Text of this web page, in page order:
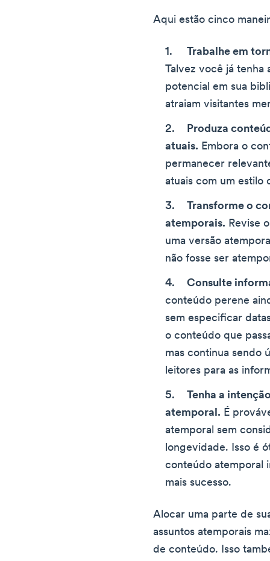
Aqui estão cinco
Trabalhe em
Talvez você já
potencial em sua
atraiam visitantes
Produza
atuais. Embora o
permanecer
atuais com um estilo
Transforme o
atemporais. Revise
uma versão
não fosse ser
Consulte
conteúdo perene
sem especificar
o conteúdo que
mas continua sendo
leitores para as
Tenha a
atemporal. É
atemporal sem
longevidade. Isso é
conteúdo atemporal
mais sucesso.
Alocar uma parte de
assuntos atemporais
de conteúdo. Isso